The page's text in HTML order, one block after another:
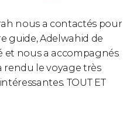
nous a contactés pour
guide, Adelwahid de
et nous a accompagnés
rendu le voyage très
TOUT ET